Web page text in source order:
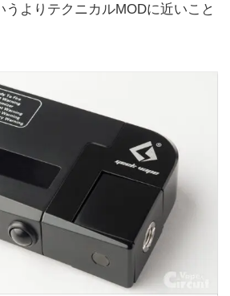
うよりテクニカルMODに近いこと